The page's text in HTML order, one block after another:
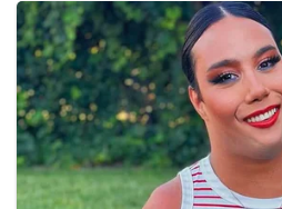
seperti warna laut dan ia amat
“Warna itu tidak boleh
katanya.
Pembedahan berkenaan
bagi setiap mata dan ia
dibius. Ia merupakan implan